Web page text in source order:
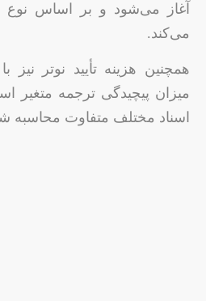
آغاز می‌شود و بر اساس نوع
می‌کند.
همچنین هزینه تأیید نوتر
میزان پیچیدگی ترجمه
اسناد مختلف متفاوت محاسبه